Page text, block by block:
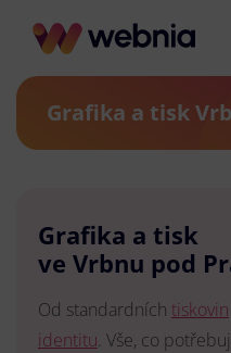
Grafika a tisk
Grafika a tisk
ve Vrbnu pod
Od standardních tiskovin
identitu. Vše, co